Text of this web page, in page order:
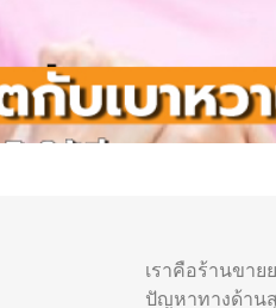
เราคือร้านขา
ปัญหาทางด้าน